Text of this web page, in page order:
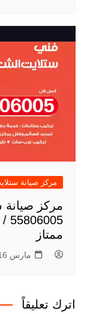
مركز صيانة
مركز
ممتاز
مارس 16, 2022
اترك تعليقاً